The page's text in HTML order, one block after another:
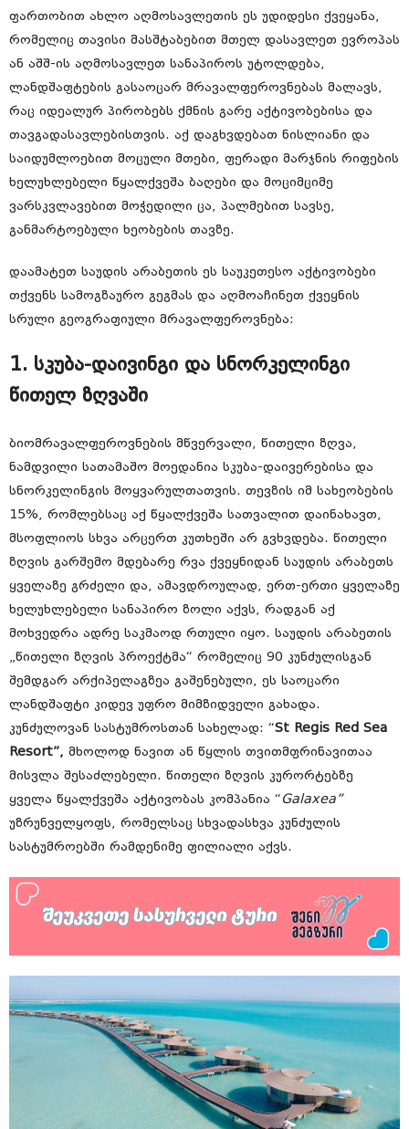
ფართობით ახლო აღმოსავლეთის ეს უდიდესი ქვეყანა,
რომელიც თავისი მასშტაბებით მთელ დასავლეთ ევროპას
ან აშშ-ის აღმოსავლეთ სანაპიროს უტოლდება,
ლანდშაფტების გასაოცარ მრავალფეროვნებას მალავს,
რაც იდეალურ პირობებს ქმნის გარე აქტივობებისა და
თავგადასავლებისთვის. აქ დაგხვდებათ ნისლიანი და
საიდუმლოებით მოცული მთები, ფერადი მარჯნის რიფების
ხელუხლებელი წყალქვეშა ბაღები და მოციმციმე
ვარსკვლავებით მოჭედილი ცა, პალმებით სავსე,
განმარტოებული ხეობების თავზე.
დაამატეთ საუდის არაბეთის ეს საუკეთესო აქტივობები
თქვენს სამოგზაურო გეგმას და აღმოაჩინეთ ქვეყნის
სრული გეოგრაფიული მრავალფეროვნება:
1. სკუბა-დაივინგი და სნორკელინგი
წითელ ზღვაში
ბიომრავალფეროვნების მწვერვალი, წითელი ზღვა,
ნამდვილი სათამაშო მოედანია სკუბა-დაივერებისა და
სნორკელინგის მოყვარულთათვის. თევზის იმ სახეობების
15%, რომლებსაც აქ წყალქვეშა სათვალით დაინახავთ,
მსოფლიოს სხვა არცერთ კუთხეში არ გვხვდება. წითელი
ზღვის გარშემო მდებარე რვა ქვეყნიდან საუდის არაბეთს
ყველაზე გრძელი და, ამავდროულად, ერთ-ერთი ყველაზე
ხელუხლებელი სანაპირო ზოლი აქვს, რადგან აქ
მოხვედრა ადრე საკმაოდ რთული იყო. საუდის არაბეთის
„წითელი ზღვის პროექტმა“ რომელიც 90 კუნძულისგან
შემდგარ არქიპელაგზეა გაშენებული, ეს საოცარი
ლანდშაფტი კიდევ უფრო მიმზიდველი გახადა.
კუნძულოვან სასტუმროსთან სახელად: “St Regis Red Sea
Resort”, მხოლოდ ნავით ან წყლის თვითმფრინავითაა
მისვლა შესაძლებელი. წითელი ზღვის კურორტებზე
ყველა წყალქვეშა აქტივობას კომპანია “ Galaxea”
უზრუნველყოფს, რომელსაც სხვადასხვა კუნძულის
სასტუმროებში რამდენიმე ფილიალი აქვს.